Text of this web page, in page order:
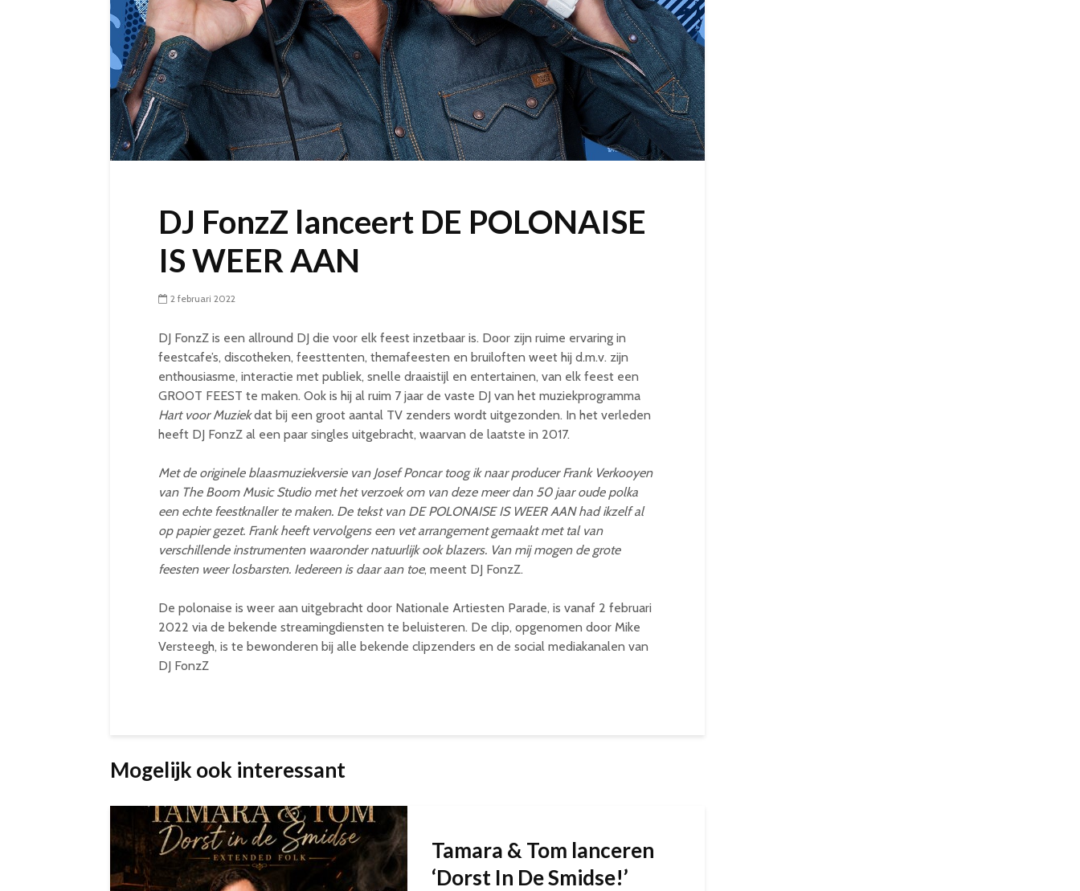
DJ FonzZ lanceert DE POLONAISE
IS WEER AAN
2 februari 2022
DJ FonzZ is een allround DJ die voor elk feest inzetbaar is. Door zijn ruime ervaring in
feestcafe’s, discotheken, feesttenten, themafeesten en bruiloften weet hij d.m.v. zijn
enthousiasme, interactie met publiek, snelle draaistijl en entertainen, van elk feest een
GROOT FEEST te maken. Ook is hij al ruim 7 jaar de vaste DJ van het muziekprogramma
Hart voor Muziekdat bij een groot aantal TV zenders wordt uitgezonden. In het verleden
heeft DJ FonzZ al een paar singles uitgebracht, waarvan de laatste in 2017.
Met de originele blaasmuziekversie van Josef Poncar toog ik naar producer Frank Verkooyen
van The Boom Music Studio met het verzoek om van deze meer dan 50 jaar oude polka
een echte feestknaller te maken. De tekst van DE POLONAISE IS WEER AAN had ikzelf al
op papier gezet. Frank heeft vervolgens een vet arrangement gemaakt met tal van
verschillende instrumenten waaronder natuurlijk ook blazers. Van mij mogen de grote
feesten weer losbarsten. Iedereen is daar aan toe, meent DJ FonzZ.
De polonaise is weer aan uitgebracht door Nationale Artiesten Parade, is vanaf 2 februari
2022 via de bekende streamingdiensten te beluisteren. De clip, opgenomen door Mike
Versteegh, is te bewonderen bij alle bekende clipzenders en de social mediakanalen van
DJ FonzZ
Mogelijk ook interessant
Tamara & Tom lanceren
‘Dorst In De Smidse!’